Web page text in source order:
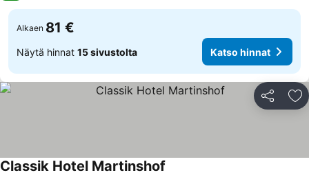
Alkaen 81 €
Näytä hinnat 15 sivustolta Katso hinnat
Jaa
Classik Hotel Martinshof